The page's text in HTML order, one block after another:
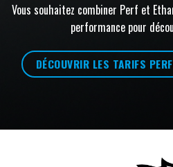
Vous souhaitez combiner Perf et
performance pour
DÉCOUVRIR LES TARIFS